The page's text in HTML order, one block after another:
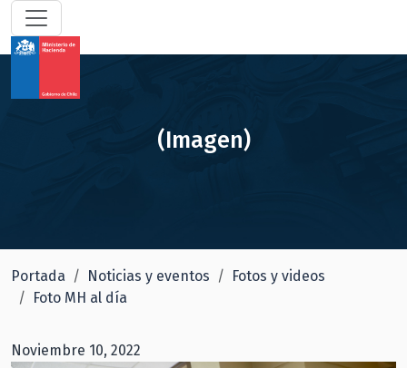
(Imagen)
Portada Noticias y eventos
Fotos y videos
Foto MH al día
Noviembre 10, 2022